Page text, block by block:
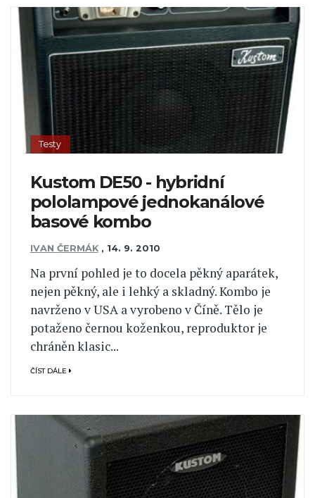
Testy
Kustom DE50 - hybridní
pololampové jednokanálové
basové kombo
IVAN ČERMÁK , 14. 9. 2010
Na první pohled je to docela pěkný aparátek,
nejen pěkný, ale i lehký a skladný. Kombo je
navrženo v USA a vyrobeno v Číně. Tělo je
potaženo černou koženkou, reproduktor je
chráněn klasic...
ČÍST DÁLE